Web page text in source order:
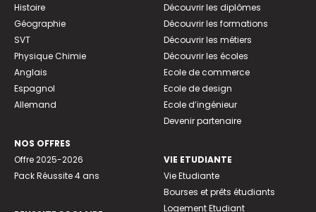
Histoire
Géographie
SVT
Physique Chimie
Anglais
Espagnol
Allemand
NOS OFFRES
Offre 2025-2026
Pack Réussite 4 ans
Découvrir les diplômes
Découvrir les formations
Découvrir les métiers
Découvrir les écoles
Ecole de commerce
Ecole de design
Ecole d’ingénieur
Devenir partenaire
VIE ETUDIANTE
Vie Etudiante
Bourses et prêts étudiants
Logement Etudiant